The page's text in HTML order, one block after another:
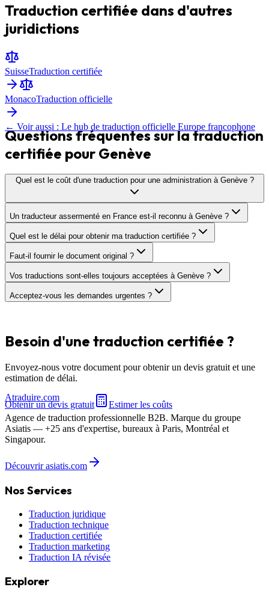
Traduction certifiée dans d'autres
juridictions
SuisseTraduction certifiée
MonacoTraduction officielle
← Voir aussi : Le hub de traduction officielle Europe francophone
Questions fréquentes sur la traduction
certifiée pour Genève
Quel est le coût d'une traduction pour une administration à Genève ?
Un traducteur assermenté en France est-il reconnu à Genève ?
Quel est le délai pour obtenir ma traduction certifiée ?
Faut-il fournir le document original ?
Vos traductions sont-elles toujours acceptées à Genève ?
Acceptez-vous les demandes urgentes ?
Besoin d'une traduction certifiée ?
Envoyez-nous votre document pour obtenir un devis gratuit et une
estimation de délai.
Obtenir un devis gratuit Estimer les coûts
Atraduire.com
Agence de traduction professionnelle B2B. Marque du groupe
Asiatis — +25 ans d'expertise, bureaux à Paris, Montréal et
Singapour.
Découvrir asiatis.com
Nos Services
Traduction juridique
Traduction technique
Traduction certifiée
Traduction marketing
Traduction IA révisée
Explorer